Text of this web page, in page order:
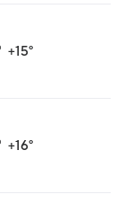
+15°
+16°